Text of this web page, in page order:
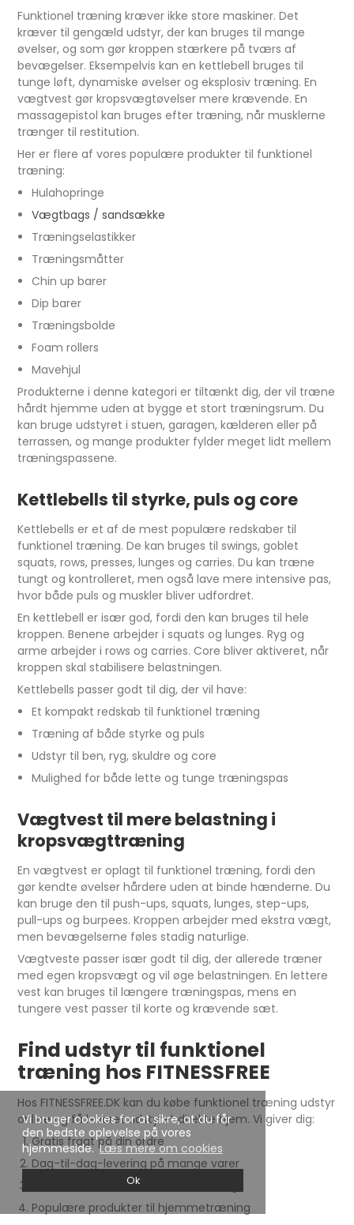
Vi bruger cookies for at sikre, at du får
den bedste oplevelse på vores
hjemmeside. Læs mere om cookies
Ok
Funktionel træning kræver ikke store maskiner. Det
kræver til gengæld udstyr, der kan bruges til mange
øvelser, og som gør kroppen stærkere på tværs af
bevægelser. Eksempelvis kan en kettlebell bruges til
tunge løft, dynamiske øvelser og eksplosiv træning. En
vægtvest gør kropsvægtøvelser mere krævende. En
massagepistol kan bruges efter træning, når musklerne
trænger til restitution.
Her er flere af vores populære produkter til funktionel
træning:
Hulahopringe
Vægtbags / sandsække
Træningselastikker
Træningsmåtter
Chin up barer
Dip barer
Træningsbolde
Foam rollers
Mavehjul
Produkterne i denne kategori er tiltænkt dig, der vil træne
hårdt hjemme uden at bygge et stort træningsrum. Du
kan bruge udstyret i stuen, garagen, kælderen eller på
terrassen, og mange produkter fylder meget lidt mellem
træningspassene.
Kettlebells til styrke, puls og core
Kettlebells er et af de mest populære redskaber til
funktionel træning. De kan bruges til swings, goblet
squats, rows, presses, lunges og carries. Du kan træne
tungt og kontrolleret, men også lave mere intensive pas,
hvor både puls og muskler bliver udfordret.
En kettlebell er især god, fordi den kan bruges til hele
kroppen. Benene arbejder i squats og lunges. Ryg og
arme arbejder i rows og carries. Core bliver aktiveret, når
kroppen skal stabilisere belastningen.
Kettlebells passer godt til dig, der vil have:
Et kompakt redskab til funktionel træning
Træning af både styrke og puls
Udstyr til ben, ryg, skuldre og core
Mulighed for både lette og tunge træningspas
Vægtvest til mere belastning i
kropsvægttræning
En vægtvest er oplagt til funktionel træning, fordi den
gør kendte øvelser hårdere uden at binde hænderne. Du
kan bruge den til push-ups, squats, lunges, step-ups,
pull-ups og burpees. Kroppen arbejder med ekstra vægt,
men bevægelserne føles stadig naturlige.
Vægtveste passer især godt til dig, der allerede træner
med egen kropsvægt og vil øge belastningen. En lettere
vest kan bruges til længere træningspas, mens en
tungere vest passer til korte og krævende sæt.
Find udstyr til funktionel
træning hos FITNESSFREE
Hos FITNESSFREE.DK kan du købe funktionel træning udstyr
online og få leveret udstyret direkte hjem. Vi giver dig:
Gratis fragt på din ordre
Dag-til-dag-levering på mange varer
Bredt sortiment til funktionel træning
Populære produkter til hjemmetræning